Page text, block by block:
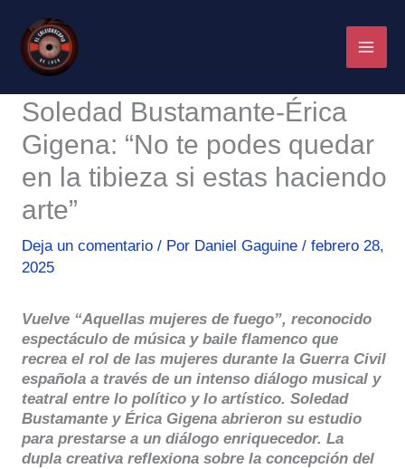
contenido
Soledad Bustamante-Érica
Gigena: “No te podes quedar
en la tibieza si estas haciendo
arte”
Deja un comentario / Por Daniel Gaguine / febrero 28,
2025
Vuelve “Aquellas mujeres de fuego”, reconocido
espectáculo de música y baile flamenco que
recrea el rol de las mujeres durante la Guerra Civil
española a través de un intenso diálogo musical y
teatral entre lo político y lo artístico. Soledad
Bustamante y Érica Gigena abrieron su estudio
para prestarse a un diálogo enriquecedor. La
dupla creativa reflexiona sobre la concepción del